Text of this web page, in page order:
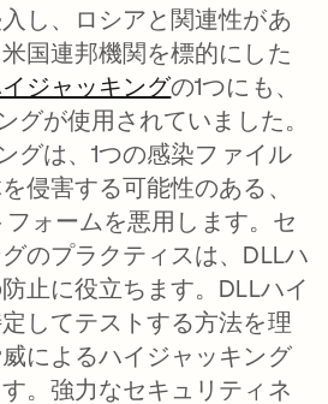
し、ロシアと関連性があ
国連邦機関を標的にした
ジャッキング新しいタブで
の1つにも、
グが使用されていました。
グは、1つの感染ファイル
侵害する可能性のある、
ォームを悪用します。セ
のプラクティスは、DLLハ
止に役立ちます。DLLハイ
してテストする方法を理
によるハイジャッキング
。強力なセキュリティネ